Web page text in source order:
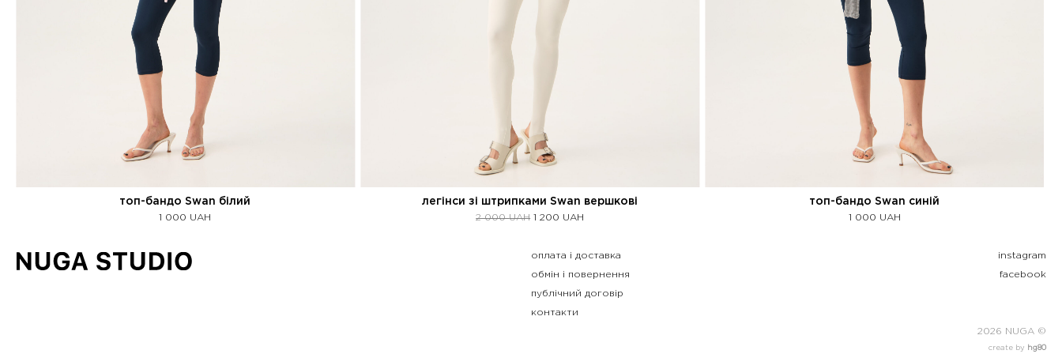
топ-бандо Swan білий
1 000 UAH
легінси зі штрипками Swan вершкові
2 000UAH 1 200 UAH
топ-бандо Swan синій
1 000 UAH
оплата і доставка
обмін і повернення
публічний договір
контакти
instagram
facebook
2026 NUGA ©
create by hg80